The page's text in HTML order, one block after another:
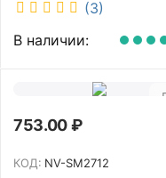
под химию NV 23 л
11123
(3)
В наличии:
753.00₽
КОД: NV-SM2712